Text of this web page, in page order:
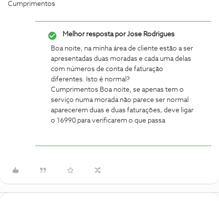
Cumprimentos
Melhor resposta porJose Rodrigues
Boa noite, na minha área de cliente estão a ser
apresentadas duas moradas e cada uma delas
com números de conta de faturação
diferentes. Isto é normal?
Cumprimentos Boa noite, se apenas tem o
serviço numa morada não parece ser normal
aparecerem duas e duas faturações, deve ligar
o 16990 para verificarem o que passa